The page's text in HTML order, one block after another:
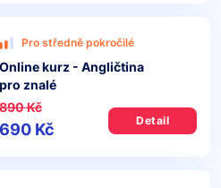
Pro středně pokročilé
Online kurz - Angličtina
pro znalé
Kč
690 Kč Detail